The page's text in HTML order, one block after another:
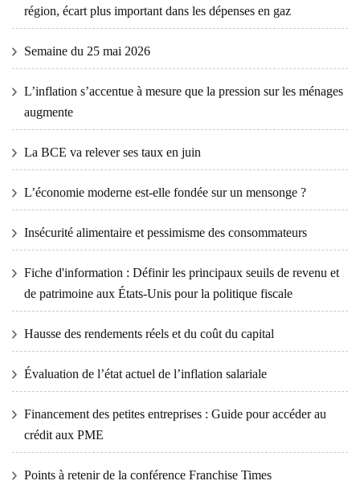
région, écart plus important dans les dépenses en gaz
Semaine du 25 mai 2026
L’inflation s’accentue à mesure que la pression sur les ménages
augmente
La BCE va relever ses taux en juin
L’économie moderne est-elle fondée sur un mensonge ?
Insécurité alimentaire et pessimisme des consommateurs
Fiche d'information : Définir les principaux seuils de revenu et
de patrimoine aux États-Unis pour la politique fiscale
Hausse des rendements réels et du coût du capital
Évaluation de l’état actuel de l’inflation salariale
Financement des petites entreprises : Guide pour accéder au
crédit aux PME
Points à retenir de la conférence Franchise Times